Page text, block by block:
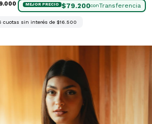
$79.200con
cuotas sin interés de $16.500